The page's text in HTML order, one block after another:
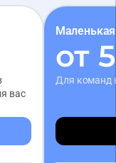
вас
от
Для команд